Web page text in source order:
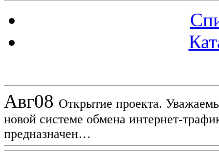
Авг08 Открытие проекта.
новой системе обмена интернет-
предназначен…